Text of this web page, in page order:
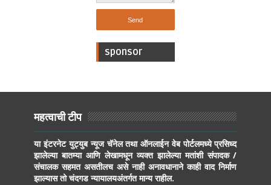
sponsor
महत्वाची टीप
या इंटरनेट युट्युब न्यूज चॅनेल तथा ऑनलाईन वेब पोर्टलमध्ये प्रसिध्द
झालेल्या बातम्या आणि लेखामधून व्यक्त झालेल्या मतांशी संपादक /
संचालक सहमत असतीलच असे नाही अनावधानाने काही वाद निर्माण
झाल्यास तो चंदगड न्यायालयअंतर्गत मान्य राहील.